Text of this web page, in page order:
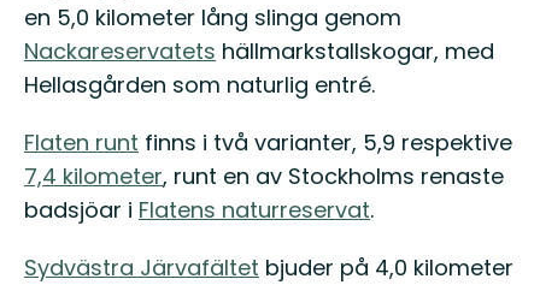
en 5,0 kilometer lång slinga genom
Nackareservatets hällmarkstallskogar, med
Hellasgården som naturlig entré.
Flaten runt finns i två varianter, 5,9 respektive
7,4 kilometer, runt en av Stockholms renaste
badsjöar i Flatens naturreservat.
Sydvästra Järvafältet bjuder på 4,0 kilometer